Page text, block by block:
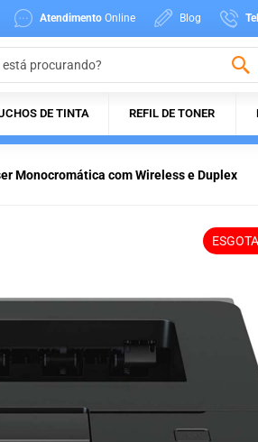
Atendimento Online Blog
DE TINTA REFIL DE TONER
Monocromática com Wireless e Duplex